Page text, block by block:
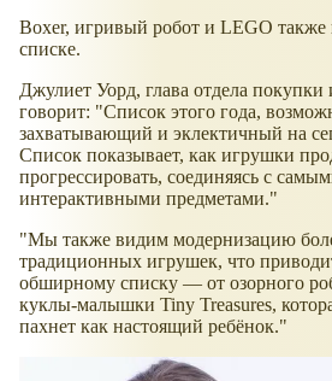
Boxer, игривый робот и LEGO также
списке.
Джулиет Уорд, глава отдела
говорит: "Список этого года,
захватывающий и эклектичный на
Список показывает, как игрушки
прогрессировать, соединяясь с
интерактивными предметами."
"Мы также видим модернизацию
традиционных игрушек, что
обширному списку — от озорного
куклы-малышки Tiny Treasures,
пахнет как настоящий ребёнок."